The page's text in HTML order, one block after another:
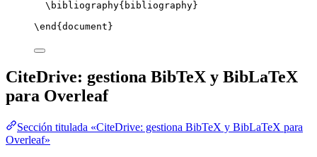
\bibliography{bibliography}
\end { document }
CiteDrive: gestiona BibTeX y BibLaTeX
para Overleaf
Sección titulada «CiteDrive: gestiona BibTeX y BibLaTeX para
Overleaf»